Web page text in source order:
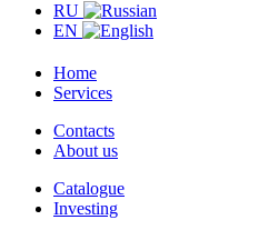
RU
EN
Home
Services
Contacts
About us
Catalogue
Investing